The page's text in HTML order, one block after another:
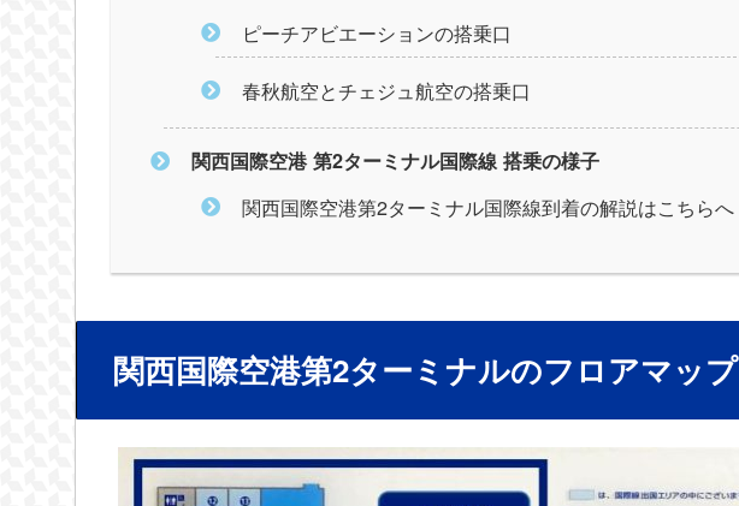
ピーチアビエーションの搭乗口
春秋航空とチェジュ航空の搭乗口
関西国際空港 第2ターミナル国際線 搭乗の様子
関西国際空港第2ターミナル国際線到着の解説はこちらへ
関西国際空港第2ターミナルのフロアマップ